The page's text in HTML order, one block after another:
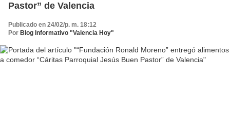
Pastor” de Valencia
Publicado en 24/02/p. m. 18:12
Por Blog Informativo "Valencia Hoy"